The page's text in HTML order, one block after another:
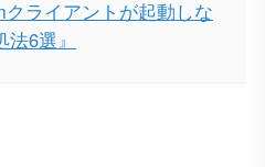
クライアントが起動しな
6選』